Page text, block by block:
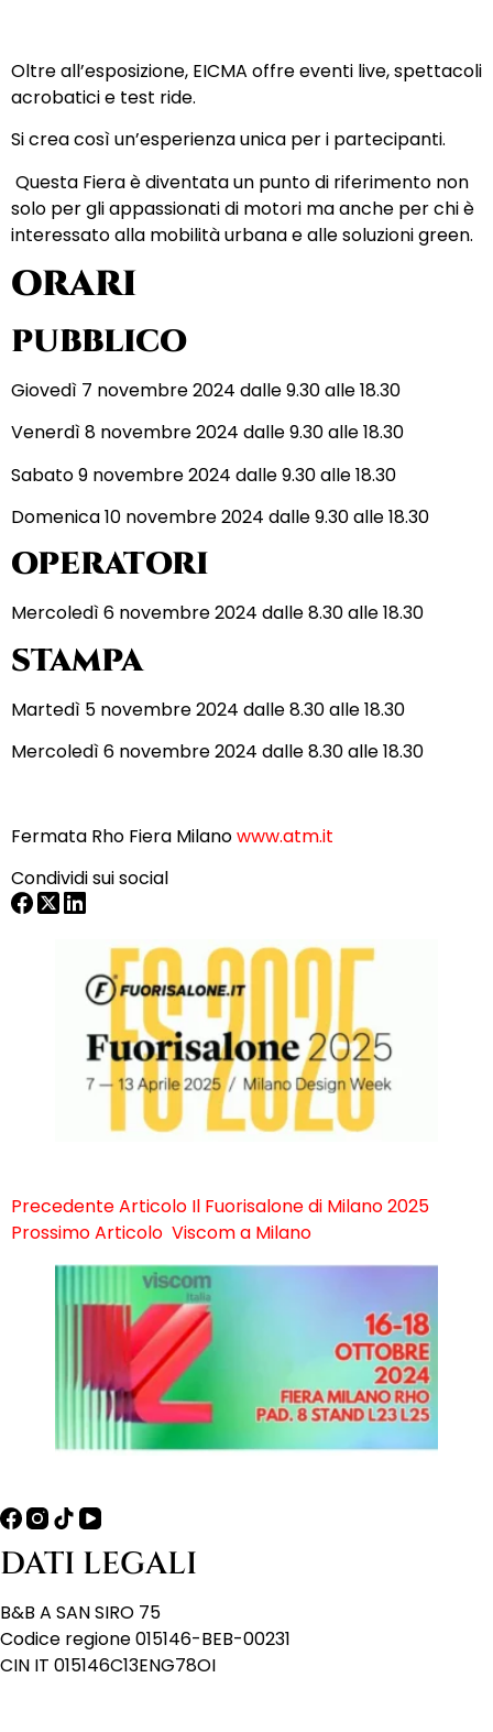
Oltre all’esposizione, EICMA offre eventi live, spettacoli
acrobatici e test ride.
Si crea così un’esperienza unica per i partecipanti.
Questa Fiera è diventata un punto di riferimento non
solo per gli appassionati di motori ma anche per chi è
interessato alla mobilità urbana e alle soluzioni green.
ORARI
PUBBLICO
Giovedì 7 novembre 2024 dalle 9.30 alle 18.30
Venerdì 8 novembre 2024 dalle 9.30 alle 18.30
Sabato 9 novembre 2024 dalle 9.30 alle 18.30
Domenica 10 novembre 2024 dalle 9.30 alle 18.30
OPERATORI
Mercoledì 6 novembre 2024 dalle 8.30 alle 18.30
STAMPA
Martedì 5 novembre 2024 dalle 8.30 alle 18.30
Mercoledì 6 novembre 2024 dalle 8.30 alle 18.30
Fermata Rho Fiera Milanowww.atm.it
Condividi sui social
PrecedenteArticolo Il Fuorisalone di Milano 2025
ProssimoArticolo Viscom a Milano
DATI LEGALI
B&B A SAN SIRO 75
Codice regione 015146-BEB-00231
CIN IT 015146C13ENG78OI